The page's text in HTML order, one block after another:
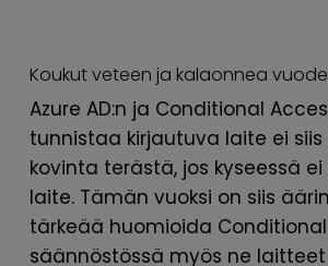
Koukut veteen ja kalaonnea
Azure AD:n ja Conditional
tunnistaa kirjautuva laite ei siis
kovinta terästä, jos kyseessä
laite. Tämän vuoksi on siis
tärkeää huomioida
säännöstössä myös ne